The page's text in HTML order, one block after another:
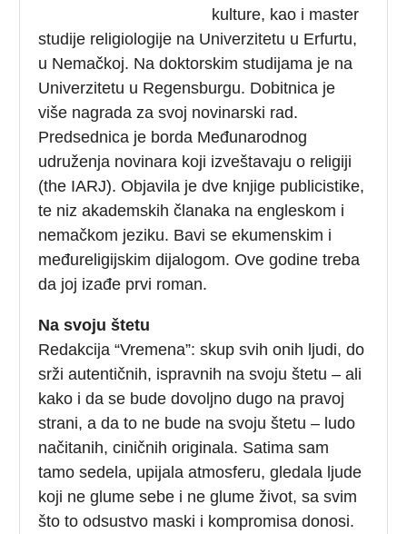
kulture, kao i master
studije religiologije na Univerzitetu u Erfurtu,
u Nemačkoj. Na doktorskim studijama je na
Univerzitetu u Regensburgu. Dobitnica je
više nagrada za svoj novinarski rad.
Predsednica je borda Međunarodnog
udruženja novinara koji izveštavaju o religiji
(the IARJ). Objavila je dve knjige publicistike,
te niz akademskih članaka na engleskom i
nemačkom jeziku. Bavi se ekumenskim i
međureligijskim dijalogom. Ove godine treba
da joj izađe prvi roman.
Na svoju štetu
Redakcija “Vremena”: skup svih onih ljudi, do
srži autentičnih, ispravnih na svoju štetu – ali
kako i da se bude dovoljno dugo na pravoj
strani, a da to ne bude na svoju štetu – ludo
načitanih, ciničnih originala. Satima sam
tamo sedela, upijala atmosferu, gledala ljude
koji ne glume sebe i ne glume život, sa svim
što to odsustvo maski i kompromisa donosi.